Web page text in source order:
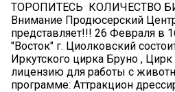
ТОРОПИТЕСЬ ️ КОЛИЧЕСТВО
Внимание Продюсерский
представляет!!! 26 Февраля в
"Восток" г. Циолковский
Иркутского цирка Бруно ,
лицензию для работы с
программе: Аттракцион